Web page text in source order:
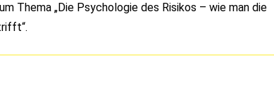
Thema „Die Psychologie des Risikos – wie man die